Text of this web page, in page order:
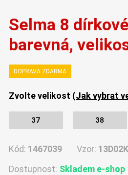
Selma 8
barevná,
DOPRAVA ZDARMA
Zvolte velikost (Jak vybrat
37 38
Kód: 1467039 Vzor:
Dostupnost: Skladem e-shop